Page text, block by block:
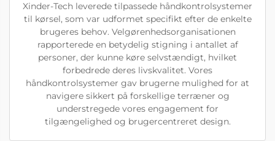
Xinder-Tech leverede tilpassede håndkontrolsystemer
til kørsel, som var udformet specifikt efter de enkelte
brugeres behov. Velgørenhedsorganisationen
rapporterede en betydelig stigning i antallet af
personer, der kunne køre selvstændigt, hvilket
forbedrede deres livskvalitet. Vores
håndkontrolsystemer gav brugerne mulighed for at
navigere sikkert på forskellige terræner og
understregede vores engagement for
tilgængelighed og brugercentreret design.